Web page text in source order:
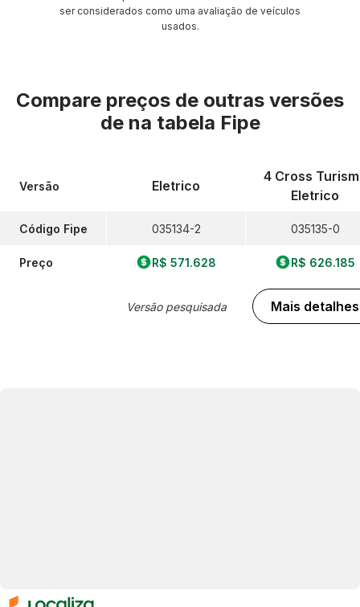
ser considerados como uma avaliação de veículos
usados.
Compare preços de outras versões
de na tabela Fipe
Versão
Código Fipe
Preço
Eletrico
035134-2
R$ 571.628
Versão pesquisada
4 Cross
Eletrico
035135-0
R$ 626.185
Mais detalhes